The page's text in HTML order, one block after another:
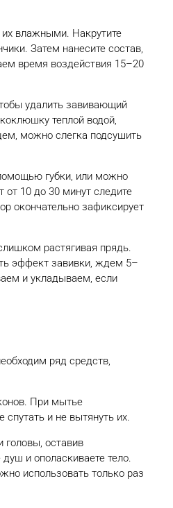
влажными. Накрутите
Затем нанесите состав,
время воздействия 15–20
удалить завивающий
теплой водой,
можно слегка подсушить
губки, или можно
10 до 30 минут следите
окончательно зафиксирует
растягивая прядь.
эффект завивки, ждем 5–
и укладываем, если
ряд средств,
При мытье
и не вытянуть их.
головы, оставив
и ополаскиваете тело.
использовать только раз